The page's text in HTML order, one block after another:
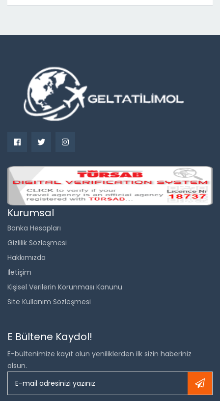
Kurumsal
Banka Hesapları
Gizlilik Sözleşmesi
Hakkımızda
İletişim
Kişisel Verilerin Korunması Kanunu
Site Kullanım Sözleşmesi
E Bültene Kaydol!
E-bültenimize kayıt olun yeniliklerden ilk sizin haberiniz
olsun.